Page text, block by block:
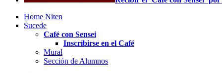
Home Niten
Sucede
Café con Sensei
Inscribirse en el Café
Mural
Sección de Alumnos